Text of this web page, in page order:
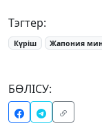
Тэгтер:
Күріш Жапония
БӨЛІСУ: